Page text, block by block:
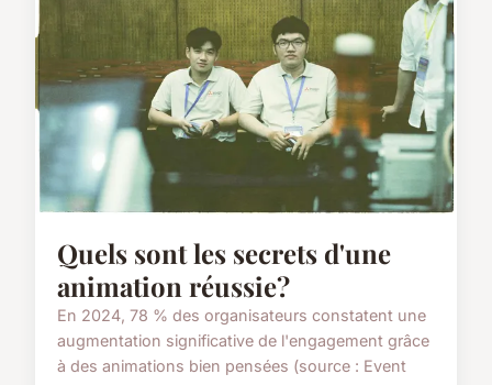
Quels sont les secrets d'une
animation réussie?
En 2024, 78 % des organisateurs constatent une
augmentation significative de l'engagement grâce
à des animations bien pensées (source : Event